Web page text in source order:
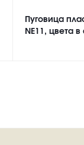
Пуговица
NE11, цвета